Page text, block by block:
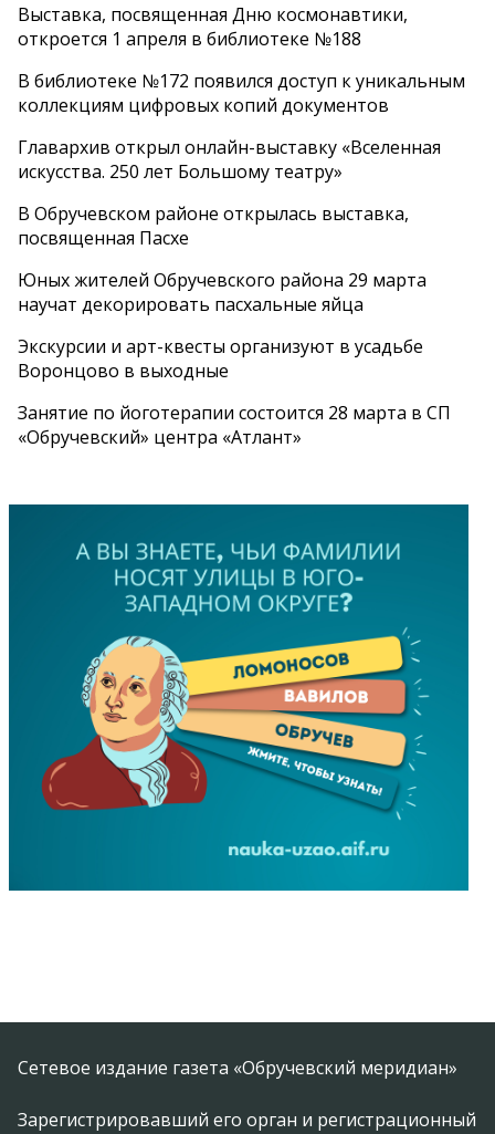
Выставка, посвященная Дню космонавтики,
откроется 1 апреля в библиотеке №188
В библиотеке №172 появился доступ к уникальным
коллекциям цифровых копий документов
Главархив открыл онлайн-выставку «Вселенная
искусства. 250 лет Большому театру»
В Обручевском районе открылась выставка,
посвященная Пасхе
Юных жителей Обручевского района 29 марта
научат декорировать пасхальные яйца
Экскурсии и арт-квесты организуют в усадьбе
Воронцово в выходные
Занятие по йоготерапии состоится 28 марта в СП
«Обручевский» центра «Атлант»
Сетевое издание газета «Обручевский меридиан»
Зарегистрировавший его орган и регистрационный